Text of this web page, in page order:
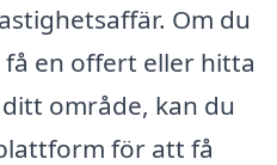
Om du
en offert eller hitta
område, kan du
för att få